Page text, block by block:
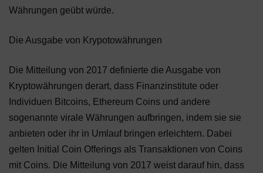
Währungen geübt würde.
Die Ausgabe von Krypotowährungen
Die Mitteilung von 2017 definierte die Ausgabe von
Kryptowährungen derart, dass Finanzinstitute oder
Individuen Bitcoins, Ethereum Coins und andere
sogenannte virale Währungen aufbringen, indem sie sie
anbieten oder ihr in Umlauf bringen erleichtern. Dabei
gelten Initial Coin Offerings als Transaktionen von Coins
mit Coins. Die Mitteilung von 2017 weist darauf hin, dass